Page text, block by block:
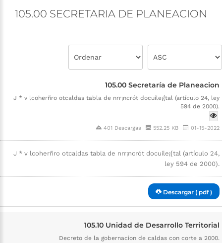
105.00 SECRETARIA DE PLANEACION
105.00 Secretaría de Planeacion
J * v lcoherñro otcaldas tabla de nrr¡ncrót docuile¡{tal (artículo 24, ley
594 de 2000).
401 Descargas 552.25 KB 01-15-2022
J * v lcoherñro otcaldas tabla de nrr¡ncrót docuile¡{tal (artículo 24,
ley 594 de 2000).
Descargar ( pdf )
105.10 Unidad de Desarrollo Territorial
Decreto de la gobernacion de caldas con corte a 2000.